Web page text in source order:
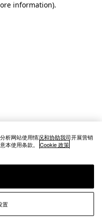
information).
析网站使用情况和协助我司开展营销
本使用条款。 Cookie 政策
置